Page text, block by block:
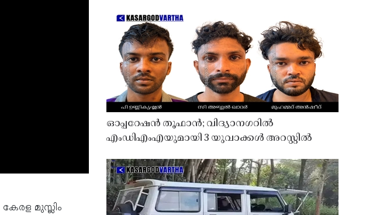
മുസ്ലിം
ഓപ്പറേഷൻ തൂഫാൻ; വിദ്യാനഗറിൽ
എംഡിഎംഎയുമായി 3 യുവാക്കൾ അറസ്റ്റിൽ